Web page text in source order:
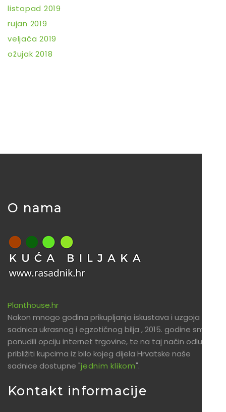
listopad 2019
rujan 2019
veljača 2019
ožujak 2018
O nama
Planthouse.hr
Nakon mnogo godina prikupljanja iskustava i uzgoja
sadnica ukrasnog i egzotičnog bilja , 2015. godine smo
ponudili opciju internet trgovine, te na taj način odlučili
približiti kupcima iz bilo kojeg dijela Hrvatske naše
sadnice dostupne "jednim klikom".
Kontakt informacije